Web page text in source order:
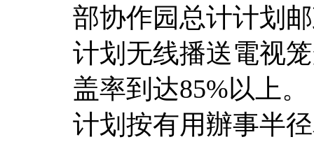
部协作园总计计划
计划无线播送電视
盖率到达85%以上。
计划按有用辦事半